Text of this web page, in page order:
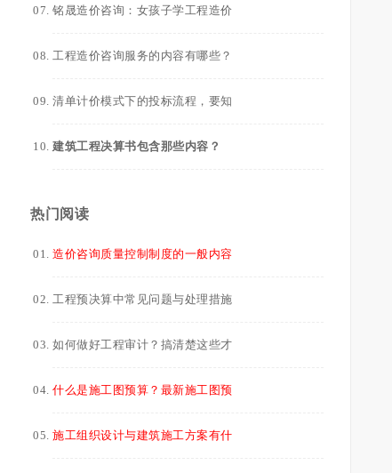
铭晟造价咨询：女孩子学工程造价
工程造价咨询服务的内容有哪些？
清单计价模式下的投标流程，要知
建筑工程决算书包含那些内容？
热门阅读
造价咨询质量控制制度的一般内容
工程预决算中常见问题与处理措施
如何做好工程审计？搞清楚这些才
什么是施工图预算？最新施工图预
施工组织设计与建筑施工方案有什